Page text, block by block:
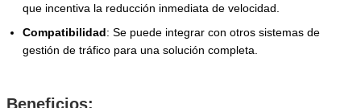
que incentiva la reducción inmediata de velocidad.
Compatibilidad: Se puede integrar con otros sistemas de
gestión de tráfico para una solución completa.
Beneficios: